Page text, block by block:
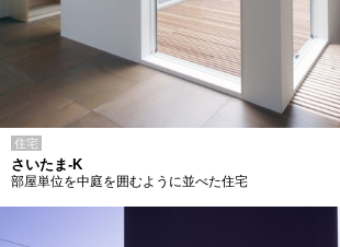
住宅
さいたま-K
部屋単位を中庭を囲むように並べた住宅